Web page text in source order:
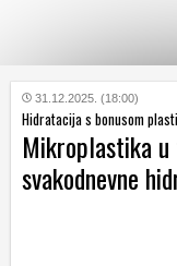
KATEGORIJE
HRVATSKI
WEB
31.12.2025. (18:00)
Hidratacija s bonusom
Mikroplastika
svakodnevne